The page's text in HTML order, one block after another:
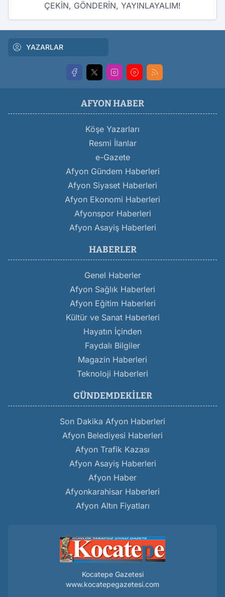
ÇEKİN, GÖNDERİN, YAYINLAYALIM!
YAZARLAR
AFYON HABER
Köşe Yazarları
Resmi İlanlar
e-Gazete
Afyon Gündem Haberleri
Afyon Siyaset Haberleri
Afyon Ekonomi Haberleri
Afyonspor Haberleri
Afyon Asayiş Haberleri
HABERLER
Genel Haberler
Afyon Sağlık Haberleri
Afyon Eğitim Haberleri
Kültür ve Sanat Haberleri
Hayatın İçinden
Faydalı Bilgiler
Magazin Haberleri
Teknoloji Haberleri
GÜNDEMDEKILER
Son Dakika Afyon Haberleri
Afyon Belediyesi Haberleri
Afyon Trafik Kazası
Afyon Asayiş Haberleri
Afyon Haber
Afyonkarahisar Haberleri
Afyon Altın Fiyatları
Kocatepe Gazetesi
www.kocatepegazetesi.com